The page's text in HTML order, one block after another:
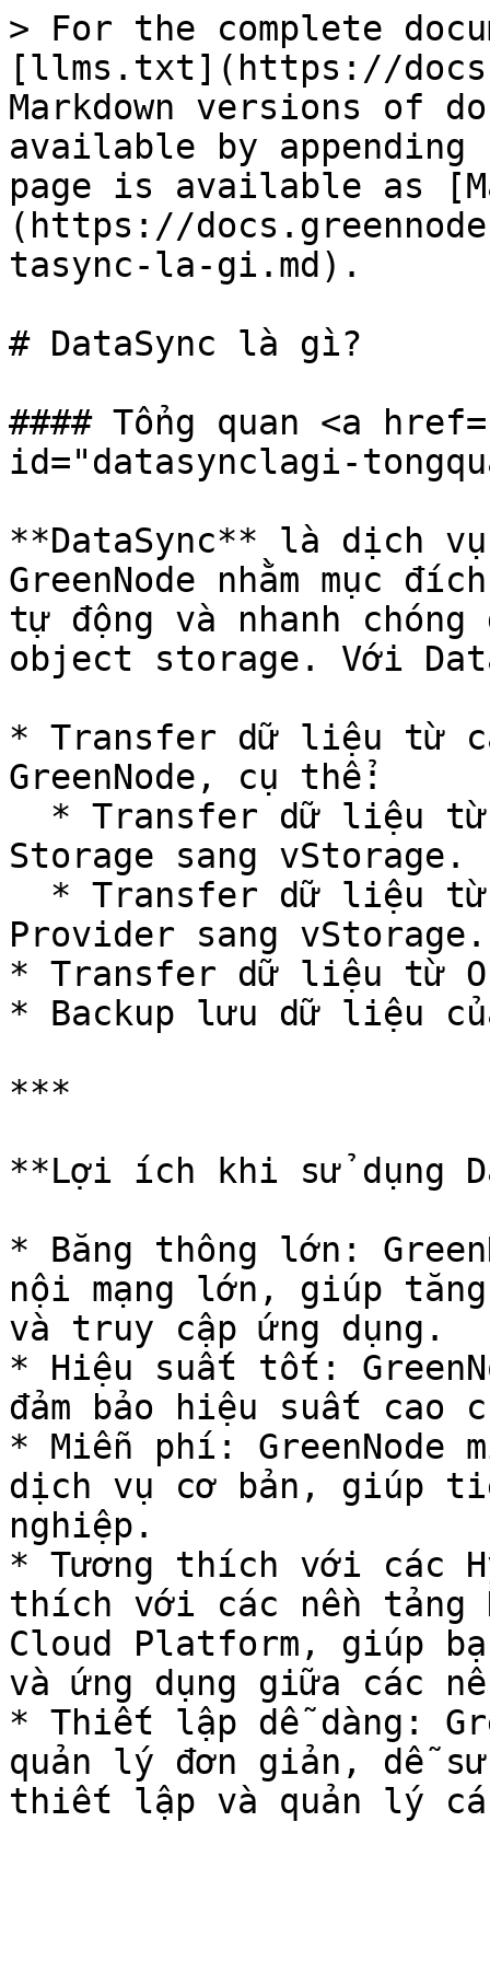
> For the complete
[llms.txt](https://
Markdown versions of
available by
page is available as
(https://
tasync-la-gi.md).
# DataSync là gì?
#### Tổng quan <a
id="datasynclagi-
**DataSync** là dịch
GreenNode nhằm mục
tự động và nhanh
object storage. Với
* Transfer dữ liệu từ
GreenNode, cụ thể:
Storage sang vStorage.
Provider sang vStorage.
* Transfer dữ liệu từ
* Backup lưu dữ liệu
***
**Lợi ích khi sử dụng
* Băng thông lớn:
nội mạng lớn, giúp
và truy cập ứng dụng.
* Hiệu suất tốt:
đảm bảo hiệu suất cao
* Miễn phí: GreenNode
dịch vụ cơ bản, giúp
nghiệp.
* Tương thích với các
thích với các nền tảng
Cloud Platform, giúp
và ứng dụng giữa các
* Thiết lập dễ dàng:
quản lý đơn giản, dễ